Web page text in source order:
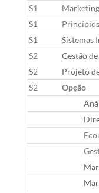
S1
S1
S1
Sistemas
S2
Gestão
S2
Projeto
S2
Opção